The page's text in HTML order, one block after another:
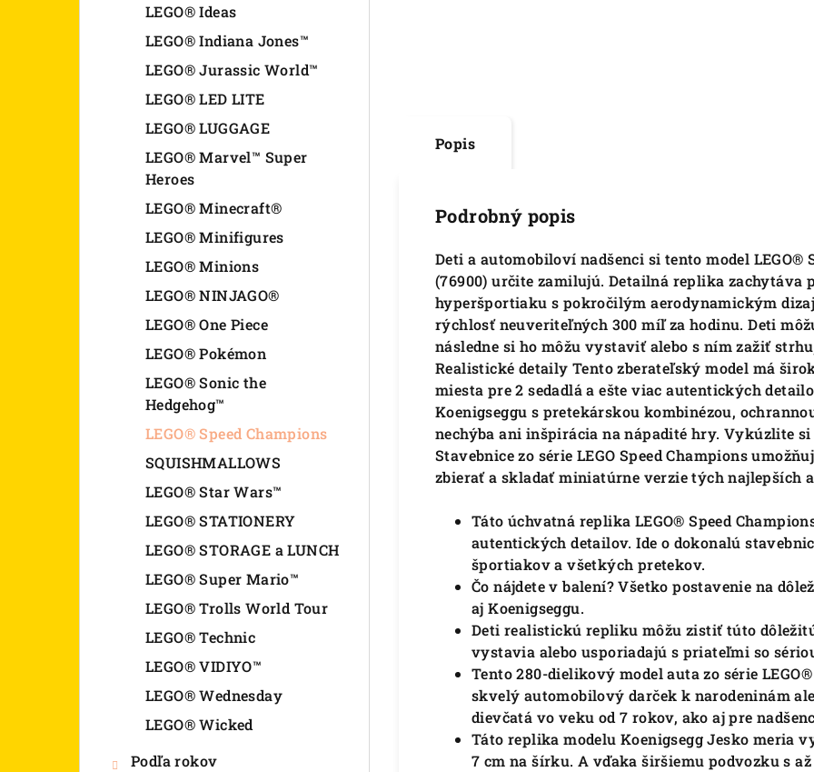
LEGO® Ideas
LEGO® Indiana Jones™
LEGO® Jurassic World™
LEGO® LED LITE
LEGO® LUGGAGE
LEGO® Marvel™ Super
Heroes
LEGO® Minecraft®
LEGO® Minifigures
LEGO® Minions
LEGO® NINJAGO®
LEGO® One Piece
LEGO® Pokémon
LEGO® Sonic the
Hedgehog™
LEGO® Speed Champions
SQUISHMALLOWS
LEGO® Star Wars™
LEGO® STATIONERY
LEGO® STORAGE a LUNCH
LEGO® Super Mario™
LEGO® Trolls World Tour
LEGO® Technic
LEGO® VIDIYO™
LEGO® Wednesday
LEGO® Wicked
Podľa rokov
Popis
Podrobný popis
Deti a automobiloví nadšenci si tento model LEGO®
(76900) určite zamilujú. Detailná replika zachytáva
hyperšportiaku s pokročilým aerodynamickým
rýchlosť neuveriteľných 300 míľ za hodinu. Deti
následne si ho môžu vystaviť alebo s ním zažiť
Realistické detaily Tento zberateľský model má
miesta pre 2 sedadlá a ešte viac autentických
Koenigseggu s pretekárskou kombinézou,
nechýba ani inšpirácia na nápadité hry. Vykúzlite
Stavebnice zo série LEGO Speed Champions
zbierať a skladať miniatúrne verzie tých najlepších
Táto úchvatná replika LEGO® Speed
autentických detailov.Ide o dokonalú
športiakov a všetkých pretekov.
Čo nájdete v balení?Všetko postavenie na
aj Koenigseggu.
Deti realistickú repliku môžu zistiť túto
vystavia alebo usporiadajú s priateľmi so
Tento 280-dielikový model auta zo série
skvelý automobilový darček k narodeninám
dievčatá vo veku od 7 rokov, ako aj pre
Táto replika modelu Koenigsegg Jesko meria
7 cm na šírku.A vďaka širšiemu podvozku s